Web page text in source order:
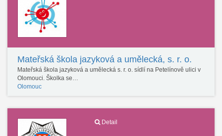
Mateřská škola jazyková a umělecká, s. r. o.
Mateřská škola jazyková a umělecká s. r. o. sídlí na Petelínově ulici v
Olomouci. Školka se…
Olomouc
Detail